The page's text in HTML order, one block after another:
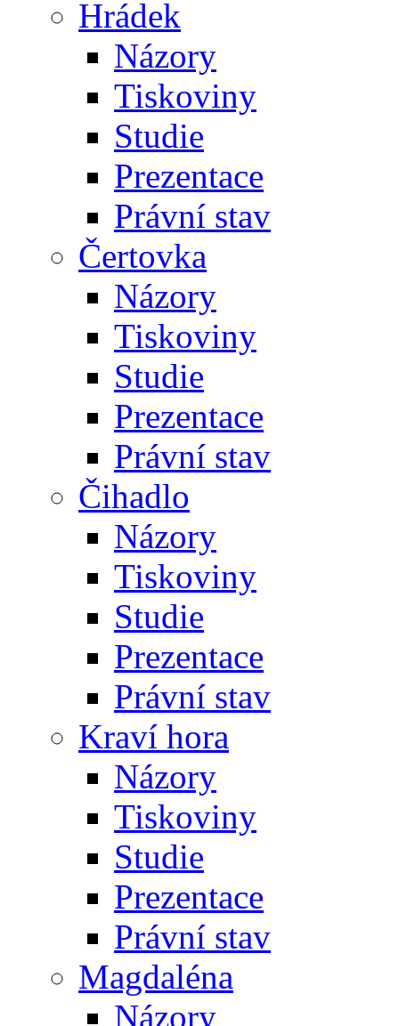
Hrádek
Názory
Tiskoviny
Studie
Prezentace
Právní stav
Čertovka
Názory
Tiskoviny
Studie
Prezentace
Právní stav
Čihadlo
Názory
Tiskoviny
Studie
Prezentace
Právní stav
Kraví hora
Názory
Tiskoviny
Studie
Prezentace
Právní stav
Magdaléna
Názory